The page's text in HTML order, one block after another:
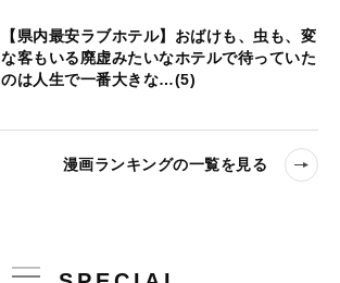
【県内最安ラブホテル】おばけも、虫も、変
な客もいる廃虚みたいなホテルで待っていた
のは人生で一番大きな…(5)
漫画ランキングの一覧を見る